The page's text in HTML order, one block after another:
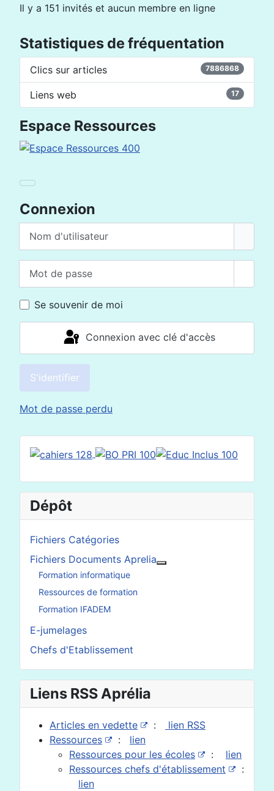
Espace Ressources
Connexion
Se souvenir de moi
Connexion avec clé d'accès
S'identifier
Mot de passe perdu
Dépôt
Fichiers Catégories
Fichiers Documents Aprelia
Formation informatique
Ressources de formation
Formation IFADEM
E-jumelages
Chefs d'Etablissement
Liens RSS Aprélia
Articles en vedette :
lien RSS
Ressources
: lien
Ressources pour les écoles
: lien
Ressources chefs d'établissement
:
lien
Il y a 151 invités et aucun membre en ligne
Statistiques de fréquentation
Clics sur articles 7886868
Liens web 17